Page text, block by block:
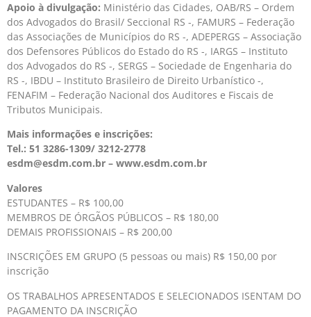
Apoio à divulgação: Ministério das Cidades, OAB/RS – Ordem
dos Advogados do Brasil/ Seccional RS -, FAMURS – Federação
das Associações de Municípios do RS -, ADEPERGS – Associação
dos Defensores Públicos do Estado do RS -, IARGS – Instituto
dos Advogados do RS -, SERGS – Sociedade de Engenharia do
RS -, IBDU – Instituto Brasileiro de Direito Urbanístico -,
FENAFIM – Federação Nacional dos Auditores e Fiscais de
Tributos Municipais.
Mais informações e inscrições:
Tel.: 51 3286-1309/ 3212-2778
esdm@esdm.com.br – www.esdm.com.br
Valores
ESTUDANTES – R$ 100,00
MEMBROS DE ÓRGÃOS PÚBLICOS – R$ 180,00
DEMAIS PROFISSIONAIS – R$ 200,00
INSCRIÇÕES EM GRUPO (5 pessoas ou mais) R$ 150,00 por
inscrição
OS TRABALHOS APRESENTADOS E SELECIONADOS ISENTAM DO
PAGAMENTO DA INSCRIÇÃO